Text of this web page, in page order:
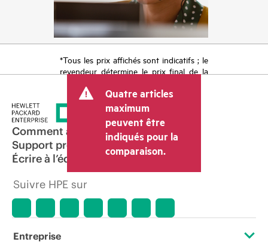
*Tous les prix affichés sont indicatifs ; le
revendeur détermine le prix final de la
tels que la TVA ou les taxes sur la vente
et les frais d’expédition. Le prix de la
transaction déterminé par le revendeur
peut varier par rapport à d’autres
revendeurs et au prix indicatif affiché.
Les prix indicatifs peuvent inclure des
offres promotionnelles limitées dans le
temps. HPE se réserve le droit d’ajuster
les prix à tout moment pour diverses
raisons, notamment, mais sans s’y limiter,
l’arrêt d’un produit, la disponibilité
Quatre articles
maximum
peuvent être
indiqués pour la
comparaison.
Comment acheter
Support produit
Écrire à l’équipe commerciale
Suivre HPE sur
Entreprise